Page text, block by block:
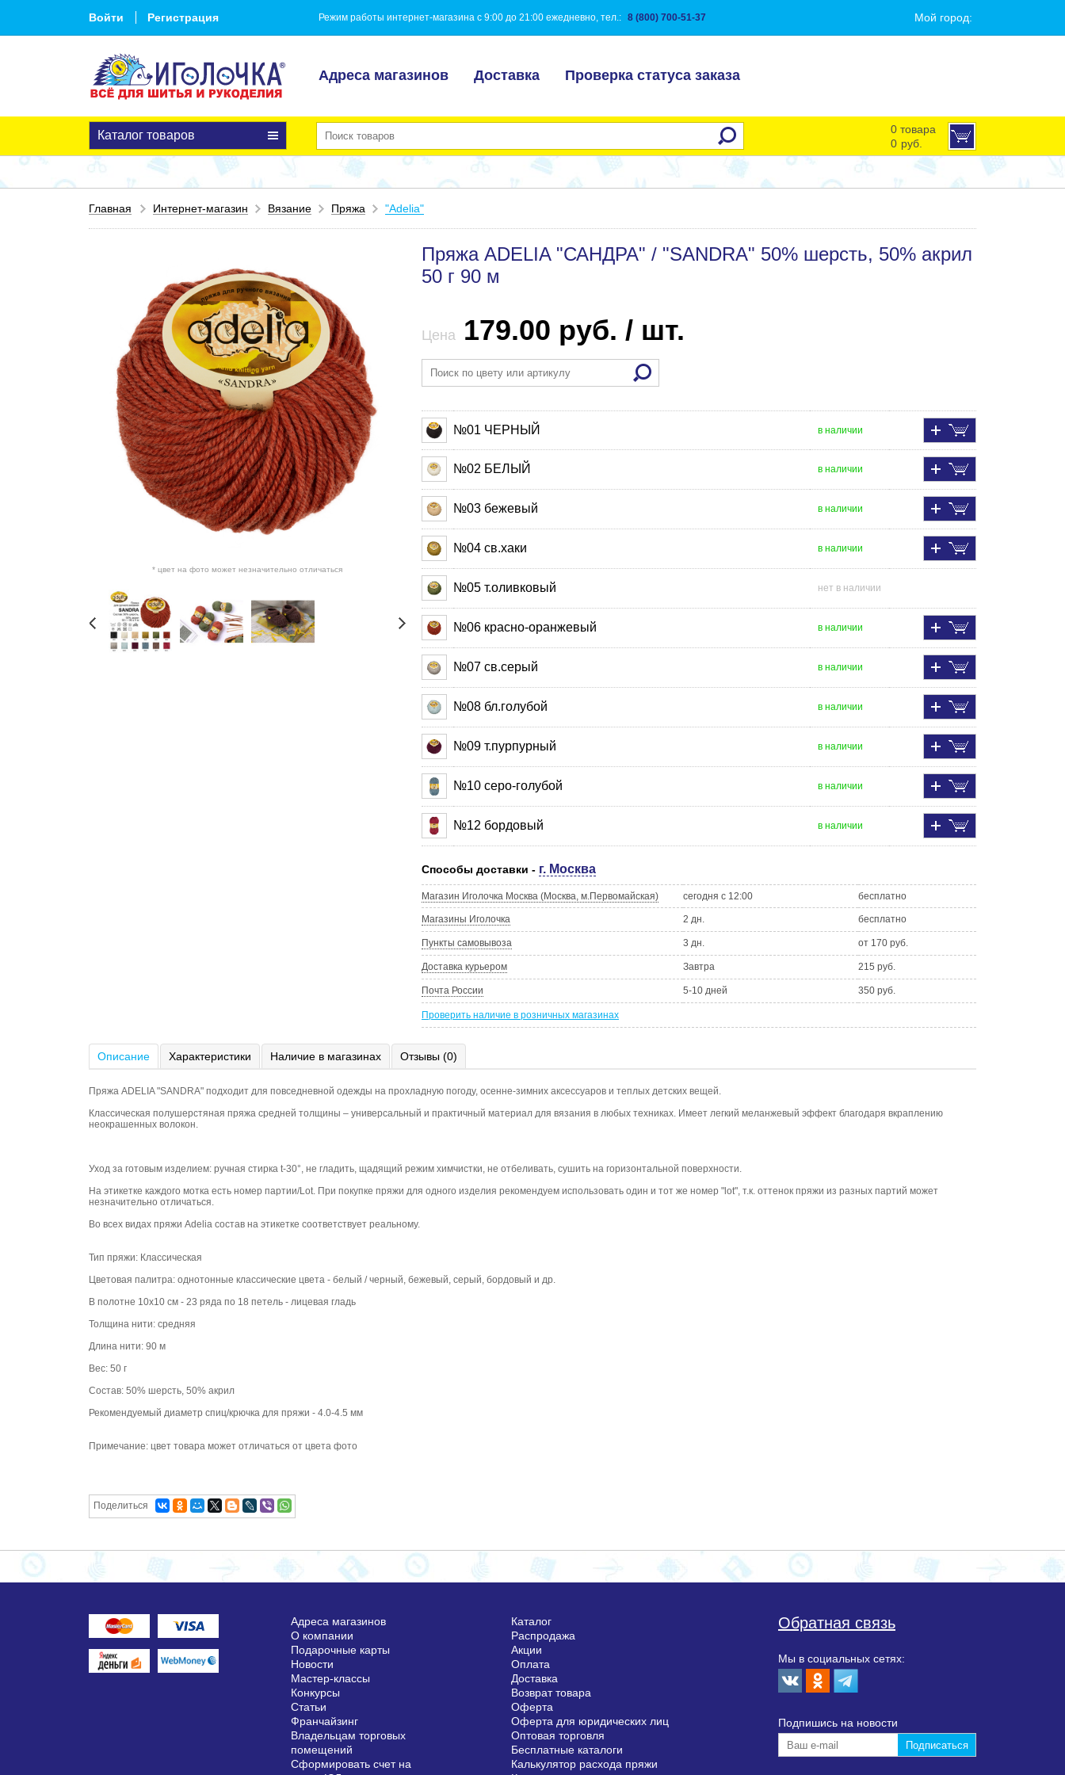
Войти Регистрация Режим работы интернет-магазина с 9:00 до 21:00 ежедневно, тел.: 8 (800) 700-51-37 Мой город:
Адреса магазинов Доставка Проверка статуса заказа
Каталог товаров
0 товара
0 руб.
Главная Интернет-магазин Вязание Пряжа "Adelia"
* цвет на фото может незначительно отличаться
Пряжа ADELIA "САНДРА" / "SANDRA" 50% шерсть, 50% акрил
50 г 90 м
Цена 179.00 руб. / шт.
№01 ЧЕРНЫЙ в наличии
№02 БЕЛЫЙ в наличии
№03 бежевый в наличии
№04 св.хаки в наличии
№05 т.оливковый нет в наличии
№06 красно-оранжевый в наличии
№07 св.серый в наличии
№08 бл.голубой в наличии
№09 т.пурпурный в наличии
№10 серо-голубой в наличии
№12 бордовый в наличии
Способы доставки - г. Москва
Магазин Иголочка Москва (Москва, м.Первомайская) сегодня с 12:00 бесплатно
Магазины Иголочка 2 дн. бесплатно
Пункты самовывоза 3 дн. от 170 руб.
Доставка курьером Завтра 215 руб.
Почта России 5-10 дней 350 руб.
Проверить наличие в розничных магазинах
Описание Характеристики Наличие в магазинах Отзывы (0)
Пряжа ADELIA "SANDRA" подходит для повседневной одежды на прохладную погоду, осенне-зимних аксессуаров и теплых детских вещей.
Классическая полушерстяная пряжа средней толщины – универсальный и практичный материал для вязания в любых техниках. Имеет легкий меланжевый эффект благодаря вкраплению
неокрашенных волокон.
Уход за готовым изделием: ручная стирка t-30°, не гладить, щадящий режим химчистки, не отбеливать, сушить на горизонтальной поверхности.
На этикетке каждого мотка есть номер партии/Lot. При покупке пряжи для одного изделия рекомендуем использовать один и тот же номер "lot", т.к. оттенок пряжи из разных партий может
незначительно отличаться.
Во всех видах пряжи Adelia состав на этикетке соответствует реальному.
Тип пряжи: Классическая
Цветовая палитра: однотонные классические цвета - белый / черный, бежевый, серый, бордовый и др.
В полотне 10х10 см - 23 ряда по 18 петель - лицевая гладь
Толщина нити: средняя
Длина нити: 90 м
Вес: 50 г
Состав: 50% шерсть, 50% акрил
Рекомендуемый диаметр спиц/крючка для пряжи - 4.0-4.5 мм
Примечание: цвет товара может отличаться от цвета фото
Поделиться
Адреса магазинов
О компании
Подарочные карты
Новости
Мастер-классы
Конкурсы
Статьи
Франчайзинг
Владельцам торговых
помещений
Сформировать счет на
Каталог
Распродажа
Акции
Оплата
Доставка
Возврат товара
Оферта
Оферта для юридических лиц
Оптовая торговля
Бесплатные каталоги
Калькулятор расхода пряжи
Обратная связь
Мы в социальных сетях:
Подпишиcь на новости